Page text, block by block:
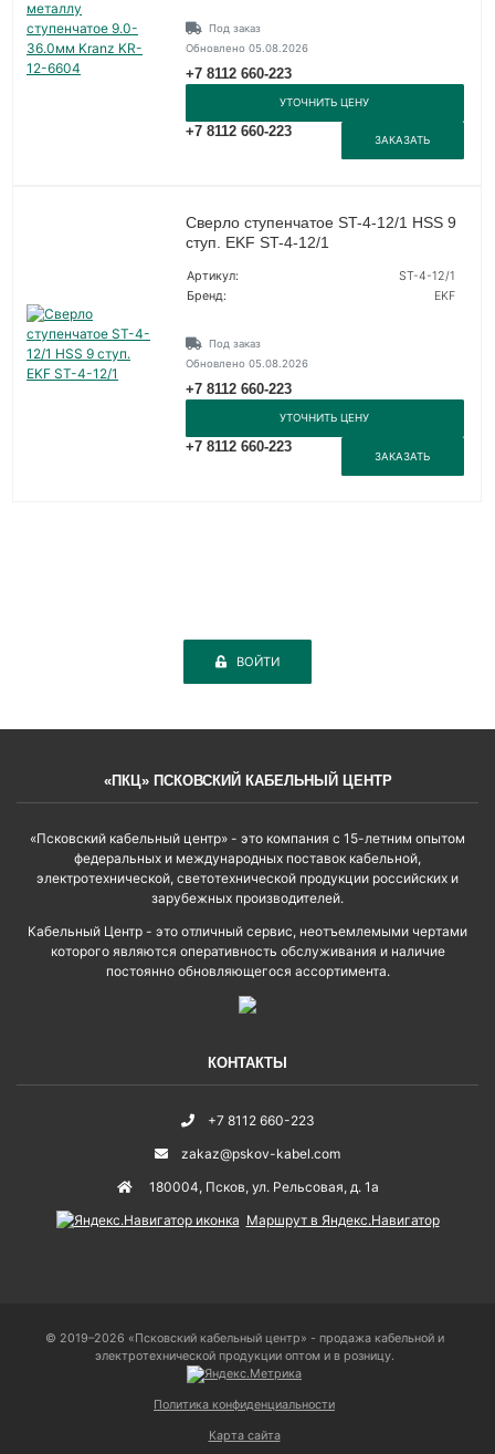
Под заказ
Обновлено 05.08.2026
+7 8112 660-223
УТОЧНИТЬ ЦЕНУ
+7 8112 660-223
ЗАКАЗАТЬ
Сверло ступенчатое ST-4-12/1 HSS 9
ступ. EKF ST-4-12/1
Артикул:
ST-4-12/1
Бренд:
EKF
Под заказ
Обновлено 05.08.2026
+7 8112 660-223
УТОЧНИТЬ ЦЕНУ
+7 8112 660-223
ЗАКАЗАТЬ
ВОЙТИ
«ПКЦ» ПСКОВСКИЙ КАБЕЛЬНЫЙ ЦЕНТР
«Псковский кабельный центр» - это компания с 15-летним опытом
федеральных и международных поставок кабельной,
электротехнической, светотехнической продукции российских и
зарубежных производителей.
Кабельный Центр - это отличный сервис, неотъемлемыми чертами
которого являются оперативность обслуживания и наличие
постоянно обновляющегося ассортимента.
КОНТАКТЫ
+7 8112 660-223
zakaz@pskov-kabel.com
180004, Псков, ул. Рельсовая, д. 1а
Маршрут в Яндекс.Навигатор
© 2019–2026 «Псковский кабельный центр» - продажа кабельной и
электротехнической продукции оптом и в розницу.
Политика конфиденциальности
Карта сайта